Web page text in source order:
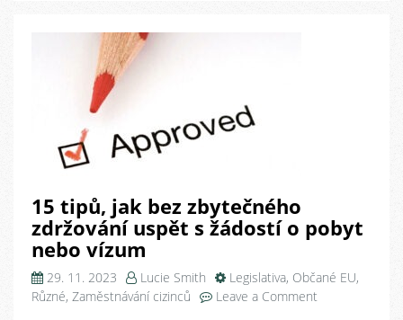
15 tipů, jak bez zbytečného
zdržování uspět s žádostí o pobyt
nebo vízum
29. 11. 2023 Lucie Smith Legislativa, Občané EU,
Různé, Zaměstnávání cizinců Leave a Comment